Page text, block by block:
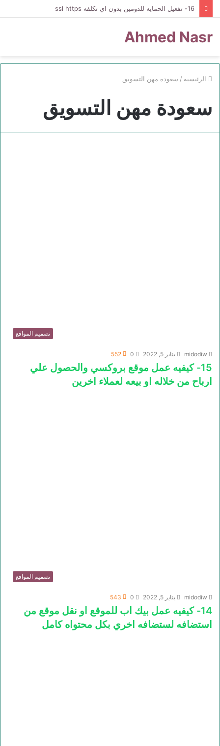
16- تفعيل الحمايه للدومين بدون اي تكلفه ssl https
Ahmed Nasr
الرئيسية / سعودة مهن التسويق
سعودة مهن التسويق
تصميم المواقع
midodiw يناير 5, 2022 0
552
15- كيفيه عمل موقع بروكسي والحصول علي
ارباح من خلاله او بيعه لعملاء اخرين
تصميم المواقع
midodiw يناير 5, 2022 0
543
14- كيفيه عمل بيك اب للموقع او نقل موقع من
استضافه لستضافه اخري بكل محتواه كامل